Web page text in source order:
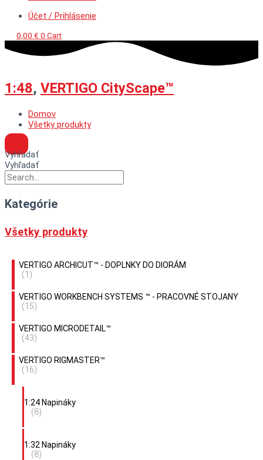
Účet / Prihlásenie
0,00 € 0 Cart
1:48, VERTIGO CityScape™
Domov
Všetky produkty
Vyhľadať
Vyhľadať
Kategórie
Všetky produkty
VERTIGO ARCHICUT™ - DOPLNKY DO DIORÁM
(1)
VERTIGO WORKBENCH SYSTEMS ™ - PRACOVNÉ STOJANY
(15)
VERTIGO MICRODETAIL™
(43)
VERTIGO RIGMASTER™
(16)
1:24 Napináky
(8)
1:32 Napináky
(8)